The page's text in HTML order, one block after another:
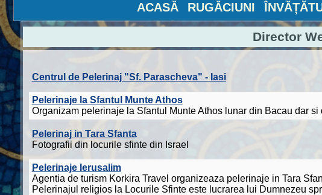
ACASĂ RUGĂCIUNI
Director
Centrul de Pelerinaj "Sf. Parascheva" - Iasi
Pelerinaje la Sfantul Munte Athos
Organizam pelerinaje la Sfantul Munte Athos lunar din Bacau dar
Pelerinaj in Tara Sfanta
Fotografii din locurile sfinte din Israel
Pelerinaje Ierusalim
Agentia de turism Korkira Travel organizeaza pelerinaje in Tara
Pelerinajul religios la Locurile Sfinte este lucrarea lui Dumnezeu